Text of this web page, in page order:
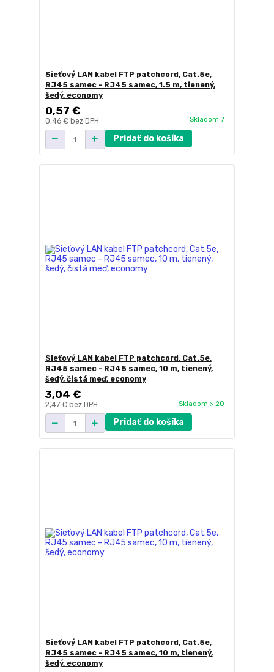
Sieťový LAN kabel FTP patchcord, Cat.5e,
RJ45 samec - RJ45 samec, 1.5 m, tienený,
šedý, economy
0,57 €
0,46 € bez DPH Skladom 7
Pridať do košíka
Sieťový LAN kabel FTP patchcord, Cat.5e,
RJ45 samec - RJ45 samec, 10 m, tienený,
šedý, čistá meď, economy
3,04 €
2,47 € bez DPH Skladom > 20
Pridať do košíka
Sieťový LAN kabel FTP patchcord, Cat.5e,
RJ45 samec - RJ45 samec, 10 m, tienený,
šedý, economy